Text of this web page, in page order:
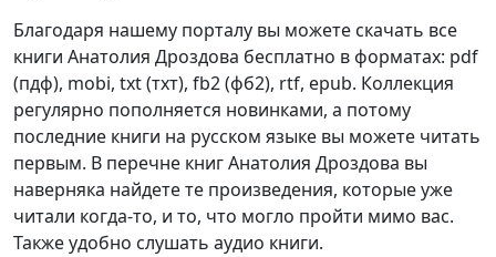
Благодаря нашему порталу вы можете скачать все
книги Анатолия Дроздова бесплатно в форматах: pdf
(пдф), mobi, txt (тхт), fb2 (фб2), rtf, epub. Коллекция
регулярно пополняется новинками, а потому
последние книги на русском языке вы можете читать
первым. В перечне книг Анатолия Дроздова вы
наверняка найдете те произведения, которые уже
читали когда-то, и то, что могло пройти мимо вас.
Также удобно слушать аудио книги.